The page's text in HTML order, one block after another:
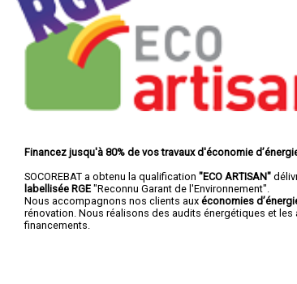
Financez jusqu'à 80% de vos travaux d'économie
SOCOREBAT a obtenu la qualification "ECO ARTISAN"
labellisée RGE "Reconnu Garant de l'Environnement".
Nous accompagnons nos clients aux économies
rénovation. Nous réalisons des audits énergétiques et
financements.